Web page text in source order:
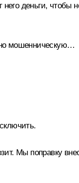
деньги,
мошенническую…
Мы поправку